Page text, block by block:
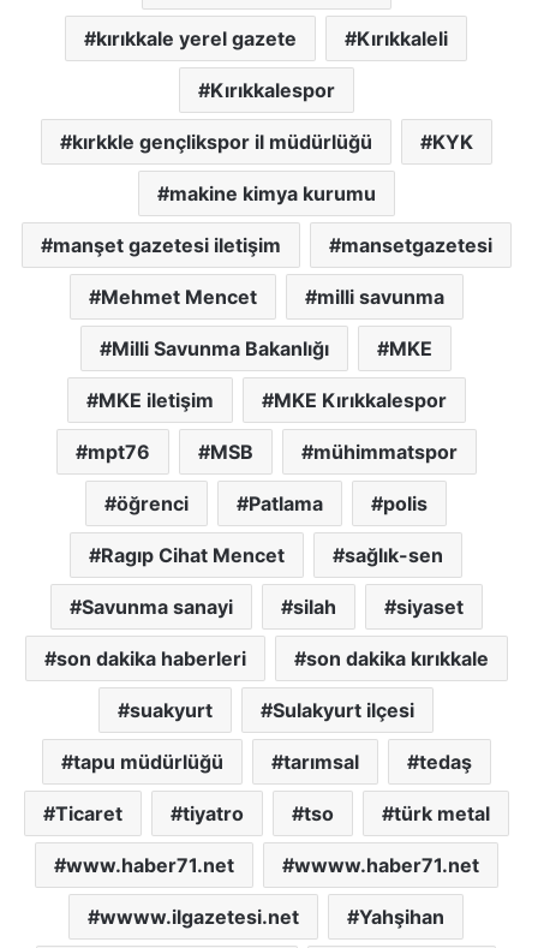
kırıkkale yerel gazete Kırıkkaleli
Kırıkkalespor
kırkkle gençlikspor il müdürlüğü KYK
makine kimya kurumu
manşet gazetesi iletişim mansetgazetesi
Mehmet Mencet milli savunma
Milli Savunma Bakanlığı MKE
MKE iletişim MKE Kırıkkalespor
mpt76 MSB mühimmatspor
öğrenci Patlama polis
Ragıp Cihat Mencet sağlık-sen
Savunma sanayi silah siyaset
son dakika haberleri son dakika kırıkkale
suakyurt Sulakyurt ilçesi
tapu müdürlüğü tarımsal tedaş
Ticaret tiyatro tso türk metal
www.haber71.net wwww.haber71.net
wwww.ilgazetesi.net Yahşihan